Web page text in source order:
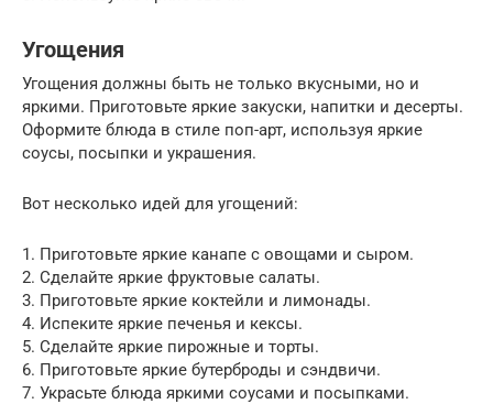
Угощения
Угощения должны быть не только вкусными, но и
яркими. Приготовьте яркие закуски, напитки и десерты.
Оформите блюда в стиле поп-арт, используя яркие
соусы, посыпки и украшения.
Вот несколько идей для угощений:
1. Приготовьте яркие канапе с овощами и сыром.
2. Сделайте яркие фруктовые салаты.
3. Приготовьте яркие коктейли и лимонады.
4. Испеките яркие печенья и кексы.
5. Сделайте яркие пирожные и торты.
6. Приготовьте яркие бутерброды и сэндвичи.
7. Украсьте блюда яркими соусами и посыпками.